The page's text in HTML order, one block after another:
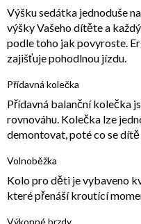
Výšku sedátka jednoduše
výšky Vašeho dítěte a
podle toho jak povyroste.
zajišťuje pohodlnou jízdu.
Přídavná kolečka
Přídavná balanční kolečka
rovnováhu. Kolečka lze
demontovat, poté co se
Volnoběžka
Kolo pro děti je vybaveno
které přenáší kroutící